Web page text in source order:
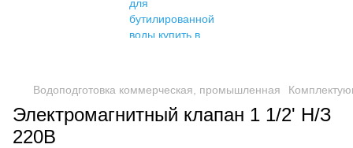
Водоподготовка коммерческая, промышленная
Электромагнитный клапан 1 1/2' Н/З
220В